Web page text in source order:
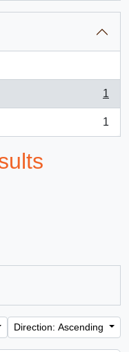
1
1
Direction: Ascending